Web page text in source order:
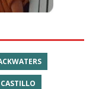
CASTILLO